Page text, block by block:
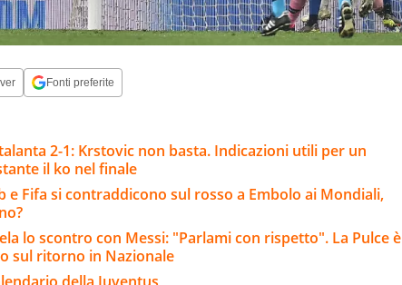
Fonti preferite
2-1: Krstovic non basta. Indicazioni utili per un
il ko nel finale
e Fifa si contraddicono sul rosso a Embolo ai Mondiali,
lo scontro con Messi: "Parlami con rispetto". La Pulce è
sul ritorno in Nazionale